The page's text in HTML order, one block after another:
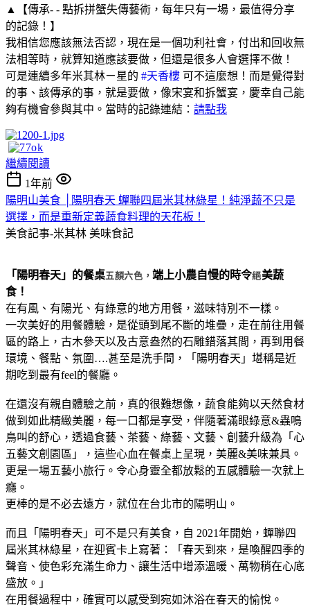
▲【傳承- - 點拆拼蟹失傳藝術，每年只有一場，最值得分享
的記錄！】
我相信您應該無法否認，現在是一個功利社會，付出和回收無
法相等時，就算知道應該要做，但還是很多人會選擇不做！
可是連續多年米其林ㄧ星的 #天香樓 可不這麼想！而是覺得對
的事、該傳承的事，就是要做，像宋宴和拆蟹宴，慶幸自己能
夠有機會參與其中。當時的記錄連結： 請點我
繼續閱讀
1年前
陽明山美食 │陽明春天 蟬聯四屆米其林綠星！純淨蔬不只是
選擇，而是重新定義蔬食料理的天花板！
美食記事-米其林 美味食記
「陽明春天」的餐桌五顏六色，端上小農自慢的時令絕美蔬
食！
在有風、有陽光、有綠意的地方用餐，滋味特別不一樣。
一次美好的用餐體驗，是從頭到尾不斷的堆疊，走在前往用餐
區的路上，古木參天以及古意盎然的石雕錯落其間，再到用餐
環境、餐點、氛圍….甚至是洗手間，「陽明春天」堪稱是近
期吃到最有feel的餐廳。
在還沒有親自體驗之前，真的很難想像，蔬食能夠以天然食材
做到如此精緻美麗，每一口都是享受，伴隨著滿眼綠意&蟲鳴
鳥叫的舒心，透過食藝、茶藝、綠藝、文藝、創藝升級為「心
五藝文創園區」，這些心血在餐桌上呈現，美麗&美味兼具。
更是一場五藝小旅行。令心身靈全都放鬆的五感體驗一次就上
癮。
更棒的是不必去遠方，就位在台北市的陽明山。
​而且「陽明春天」可不是只有美食，自 2021年開始，蟬聯四
屆米其林綠星，在迎賓卡上寫著：「春天到來，是喚醒四季的
聲音、使色彩充滿生命力、讓生活中增添溫暖、萬物稍在心底
盛放。」
在用餐過程中，確實可以感受到宛如沐浴在春天的愉悅。